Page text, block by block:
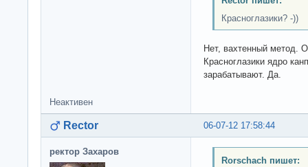
Красноглазики? -))
Нет, вахтенный метод.
Красноглазики ядро
зарабатывают. Да.
Неактивен
06-07-12 17:58:44
Rector
ректор Захаров
Rorschach пишет: